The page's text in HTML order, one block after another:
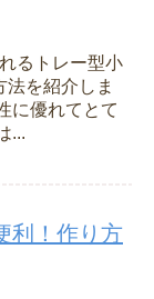
るトレー型小
を紹介しま
に優れてとて
...
利！作り方